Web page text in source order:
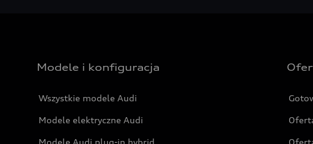
Modele i konfiguracja
Wszystkie modele Audi
Modele elektryczne Audi
Modele Audi plug-in hybrid